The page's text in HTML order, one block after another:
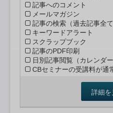
記事へのコメント
メールマガジン
記事の検索（過去記事全て
キーワードアラート
スクラップブック
記事のPDF印刷
日別記事閲覧（カレンダー
CBセミナーの受講料が通
詳細を